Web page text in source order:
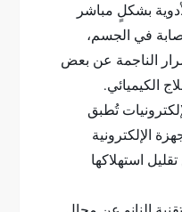
بشكلٍ مباشر
في الجسم،
الناجمة عن بعض
الكيميائي.
تُطبق
الإلكترونية
استهلاكها